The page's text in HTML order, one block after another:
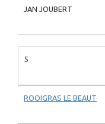
JAN JOUBERT
5
ROOIGRAS LE BEAUT